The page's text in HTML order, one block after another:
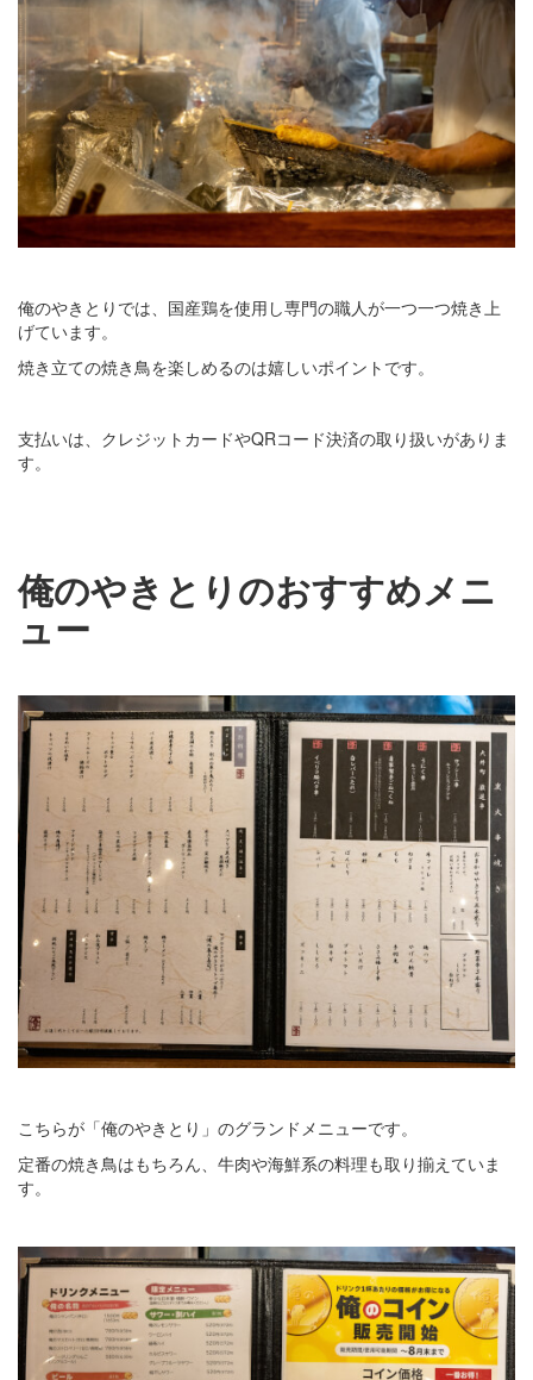
俺のやきとりでは、国産鶏を使用し専門の職人が一つ一つ焼き上
げています。
焼き立ての焼き鳥を楽しめるのは嬉しいポイントです。
支払いは、クレジットカードやQRコード決済の取り扱いがありま
す。
俺のやきとりのおすすめメニ
ュー
こちらが「俺のやきとり」のグランドメニューです。
定番の焼き鳥はもちろん、牛肉や海鮮系の料理も取り揃えていま
す。